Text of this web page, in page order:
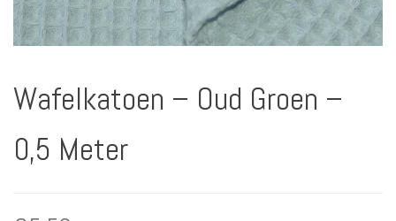
Wafelkatoen – Oud Groen –
0,5 Meter